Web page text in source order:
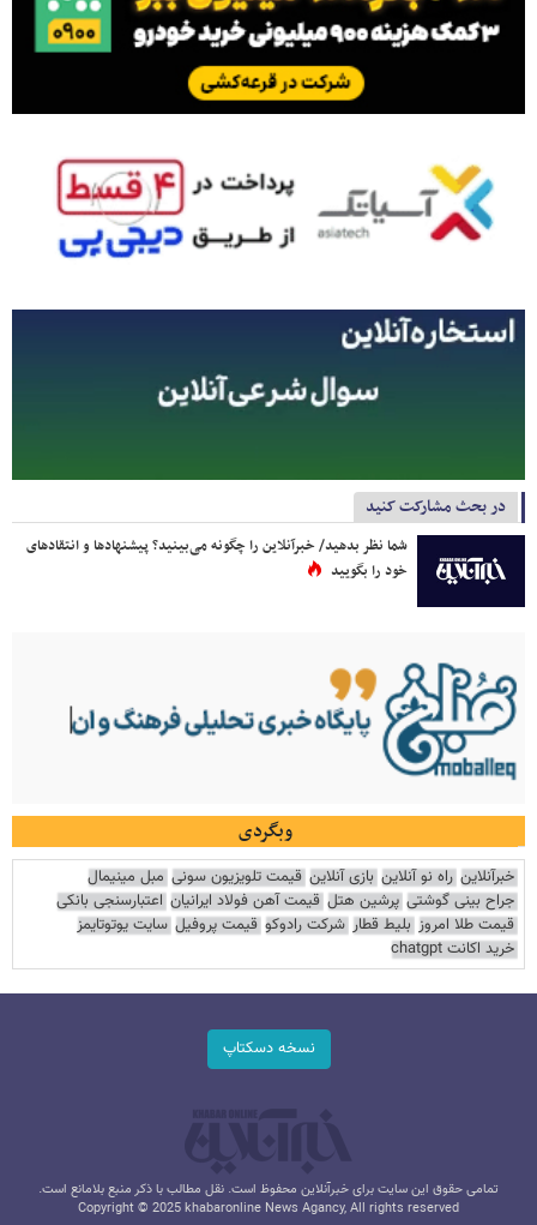
در بحث مشارکت کنید
شما نظر بدهید/ خبرآنلاین را چگونه می‌بینید؟ پیشنهادها و انتقادهای
خود را بگویید
وبگردی
خبرآنلاین راه نو آنلاین بازی آنلاین قیمت تلویزیون سونی مبل مینیمال
جراح بینی گوشتی پرشین هتل قیمت آهن فولاد ایرانیان اعتبارسنجی بانکی
قیمت طلا امروز بلیط قطار شرکت رادوکو قیمت پروفیل سایت یوتوتایمز
خرید اکانت chatgpt
نسخه دسکتاپ
تمامی حقوق این سایت برای خبرآنلاین محفوظ است. نقل مطالب با ذکر منبع بلامانع است.
Copyright © 2025 khabaronline News Agancy, All rights reserved